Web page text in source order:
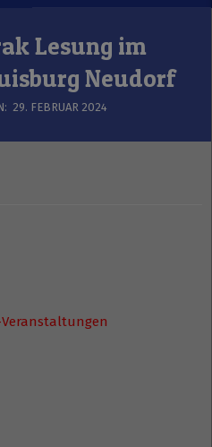
Lesung im
Neudorf
29. FEBRUAR 2024